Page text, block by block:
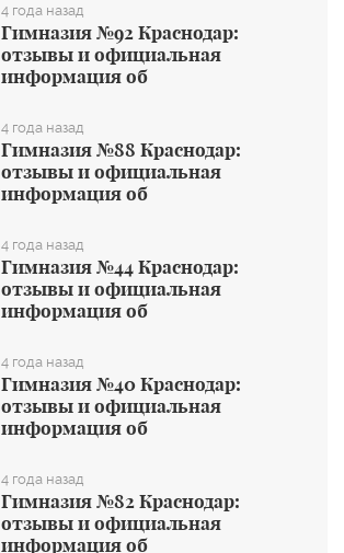
4 года назад
Гимназия №92 Краснодар:
отзывы и официальная
информация об
4 года назад
Гимназия №88 Краснодар:
отзывы и официальная
информация об
4 года назад
Гимназия №44 Краснодар:
отзывы и официальная
информация об
4 года назад
Гимназия №40 Краснодар:
отзывы и официальная
информация об
4 года назад
Гимназия №82 Краснодар:
отзывы и официальная
информация об